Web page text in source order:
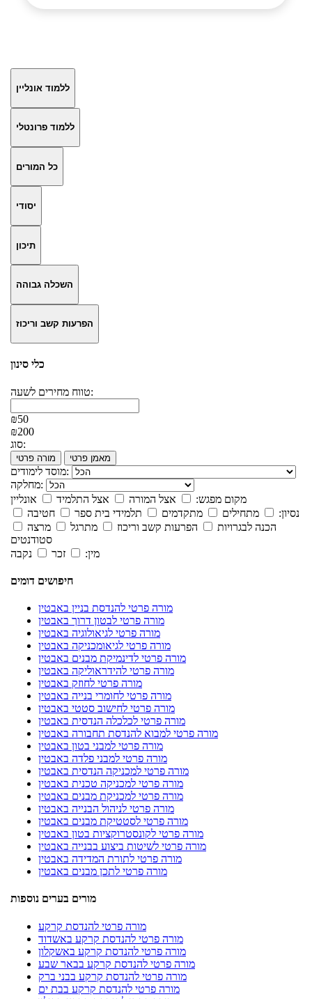
ללמוד אונליין
ללמוד פרונטלי
כל המורים
יסודי
תיכון
השכלה גבוהה
הפרעות קשב וריכוז
כלי סינון
טווח מחירים לשעה:
₪50
₪200
סוג:
מורה פרטי מאמן פרטי
מוסד לימודים:
מחלקה:
מקום מפגש:
אצל המורה אצל התלמיד
אונליין
נסיון:
מתחילים מתקדמים תלמידי בית ספר
חטיבה
הכנה לבגרויות
הפרעות קשב וריכוז מתרגל
מרצה
סטודנטים
מין:
זכר נקבה
חיפושים דומים
מורה פרטי להנדסת בניין באבטין
מורה פרטי לבטון דרוך באבטין
מורה פרטי לגיאולוגיה באבטין
מורה פרטי לגיאומכניקה באבטין
מורה פרטי לדינמיקת מבנים באבטין
מורה פרטי להידראוליקה באבטין
מורה פרטי לחוזק באבטין
מורה פרטי לחומרי בנייה באבטין
מורה פרטי לחישוב סטטי באבטין
מורה פרטי לכלכלה הנדסית באבטין
מורה פרטי למבוא להנדסת תחבורה באבטין
מורה פרטי למבני בטון באבטין
מורה פרטי למבני פלדה באבטין
מורה פרטי למכניקה הנדסית באבטין
מורה פרטי למכניקה טכנית באבטין
מורה פרטי למכניקת מבנים באבטין
מורה פרטי לניהול הבנייה באבטין
מורה פרטי לסטטיקת מבנים באבטין
מורה פרטי לקונסטרוקציות בטון באבטין
מורה פרטי לשיטות ביצוע בבנייה באבטין
מורה פרטי לתורת המדידה באבטין
מורה פרטי לתכן מבנים באבטין
מורים בערים נוספות
מורה פרטי להנדסת קרקע
מורה פרטי להנדסת קרקע באשדוד
מורה פרטי להנדסת קרקע באשקלון
מורה פרטי להנדסת קרקע בבאר שבע
מורה פרטי להנדסת קרקע בבני ברק
מורה פרטי להנדסת קרקע בבת ים